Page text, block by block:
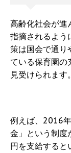
高齢化社会が進
指摘されるよう
策は国会で通り
ている保育園の
見受けられます。
例えば、2016
金」という制度
円を支給すると